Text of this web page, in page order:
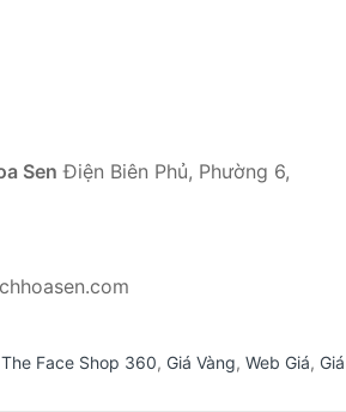
Sen Điện Biên Phủ, Phường 6,
The Face Shop 360, Giá Vàng, Web Giá, Giá